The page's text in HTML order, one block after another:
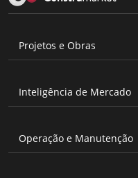
Projetos e Obras
Inteligência de Mercado
Operação e Manutenção